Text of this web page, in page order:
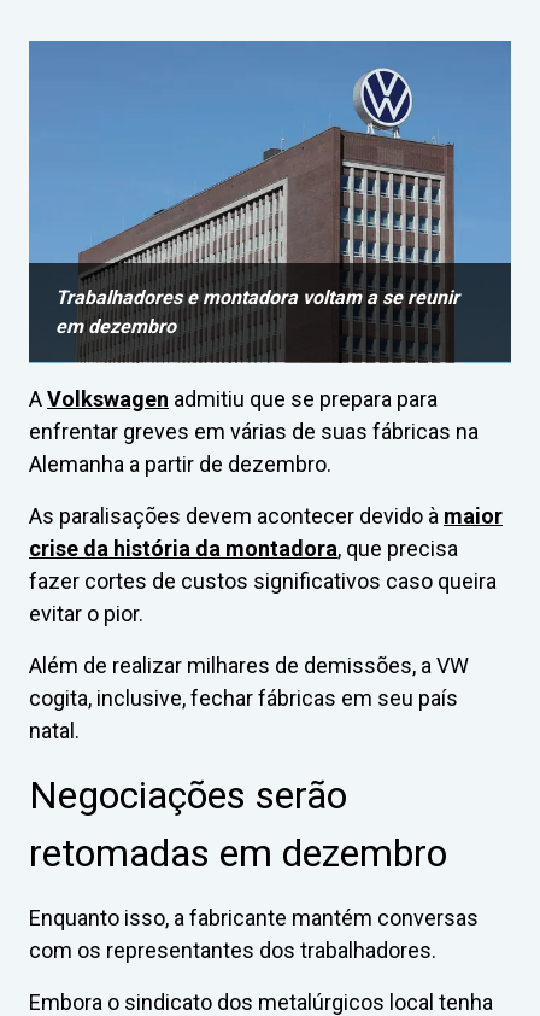
Trabalhadores e montadora voltam a se reunir
em dezembro
AVolkswagen admitiu que se prepara para
enfrentar greves em várias de suas fábricas na
Alemanha a partir de dezembro.
As paralisações devem acontecer devido à maior
crise da história da montadora, que precisa
fazer cortes de custos significativos caso queira
evitar o pior.
Além de realizar milhares de demissões, a VW
cogita, inclusive, fechar fábricas em seu país
natal.
Negociações serão
retomadas em dezembro
Enquanto isso, a fabricante mantém conversas
com os representantes dos trabalhadores.
Embora o sindicato dos metalúrgicos local tenha